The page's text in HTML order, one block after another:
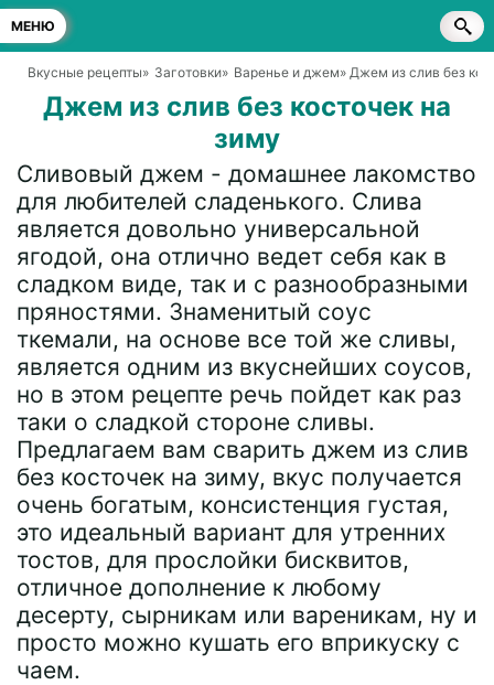
МЕНЮ
Вкусные рецепты» Заготовки» Варенье и джем» Джем из слив без
Джем из слив без косточек на
зиму
Сливовый джем - домашнее лакомство
для любителей сладенького. Слива
является довольно универсальной
ягодой, она отлично ведет себя как в
сладком виде, так и с разнообразными
пряностями. Знаменитый соус
ткемали, на основе все той же сливы,
является одним из вкуснейших соусов,
но в этом рецепте речь пойдет как раз
таки о сладкой стороне сливы.
Предлагаем вам сварить джем из слив
без косточек на зиму, вкус получается
очень богатым, консистенция густая,
это идеальный вариант для утренних
тостов, для прослойки бисквитов,
отличное дополнение к любому
десерту, сырникам или вареникам, ну и
просто можно кушать его вприкуску с
чаем.